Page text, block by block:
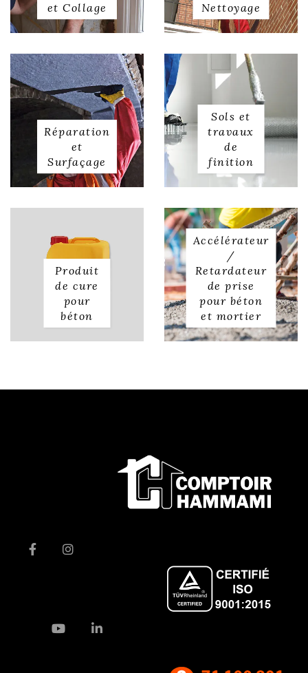
et Collage
Nettoyage
Réparation
et
Surfaçage
Sols et
travaux
de
finition
Produit
de cure
pour
béton
Accélérateur
/
Retardateur
de prise
pour béton
et mortier